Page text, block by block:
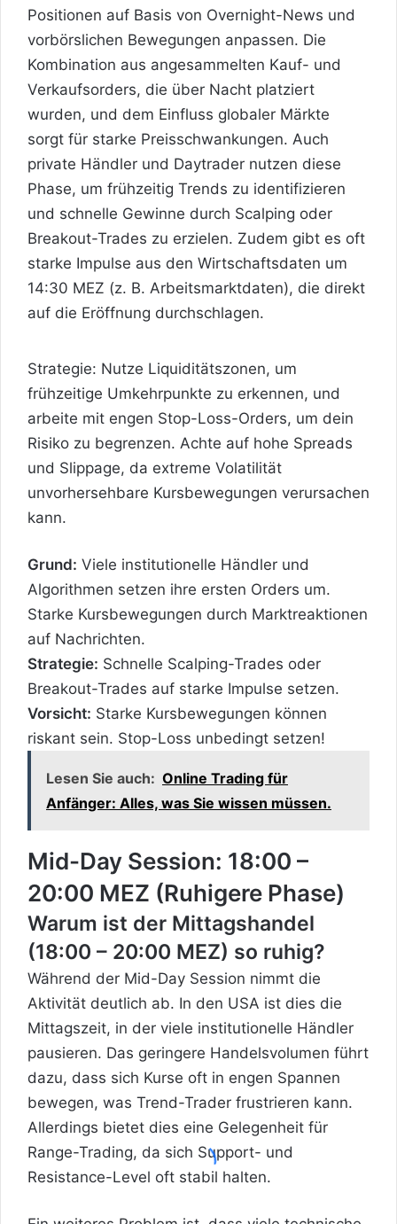
Positionen auf Basis von Overnight-News und
vorbörslichen Bewegungen anpassen. Die
Kombination aus angesammelten Kauf- und
Verkaufsorders, die über Nacht platziert
wurden, und dem Einfluss globaler Märkte
sorgt für starke Preisschwankungen. Auch
private Händler und Daytrader nutzen diese
Phase, um frühzeitig Trends zu identifizieren
und schnelle Gewinne durch Scalping oder
Breakout-Trades zu erzielen. Zudem gibt es oft
starke Impulse aus den Wirtschaftsdaten um
14:30 MEZ (z. B. Arbeitsmarktdaten), die direkt
auf die Eröffnung durchschlagen.
Strategie: Nutze Liquiditätszonen, um
frühzeitige Umkehrpunkte zu erkennen, und
arbeite mit engen Stop-Loss-Orders, um dein
Risiko zu begrenzen. Achte auf hohe Spreads
und Slippage, da extreme Volatilität
unvorhersehbare Kursbewegungen verursachen
kann.
Grund: Viele institutionelle Händler und
Algorithmen setzen ihre ersten Orders um.
Starke Kursbewegungen durch Marktreaktionen
auf Nachrichten.
Strategie: Schnelle Scalping-Trades oder
Breakout-Trades auf starke Impulse setzen.
Vorsicht: Starke Kursbewegungen können
riskant sein. Stop-Loss unbedingt setzen!
Lesen Sie auch: Online Trading für
Anfänger: Alles, was Sie wissen müssen.
Mid-Day Session: 18:00 –
20:00 MEZ (Ruhigere Phase)
Warum ist der Mittagshandel
(18:00 – 20:00 MEZ) so ruhig?
Während der Mid-Day Session nimmt die
Aktivität deutlich ab. In den USA ist dies die
Mittagszeit, in der viele institutionelle Händler
pausieren. Das geringere Handelsvolumen führt
dazu, dass sich Kurse oft in engen Spannen
bewegen, was Trend-Trader frustrieren kann.
Allerdings bietet dies eine Gelegenheit für
Range-Trading, da sich Support- und
Resistance-Level oft stabil halten.